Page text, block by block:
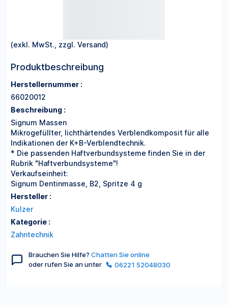
(exkl. MwSt., zzgl. Versand)
Produktbeschreibung
Herstellernummer :
66020012
Beschreibung :
Signum Massen
Mikrogefüllter, lichthärtendes Verblendkomposit für alle
Indikationen der K+B-Verblendtechnik.
* Die passenden Haftverbundsysteme finden Sie in der
Rubrik "Haftverbundsysteme"!
Verkaufseinheit:
Signum Dentinmasse, B2, Spritze 4 g
Hersteller :
Kulzer
Kategorie :
Zahntechnik
Brauchen Sie Hilfe? Chatten Sie online
oder rufen Sie an unter
06221 52048030